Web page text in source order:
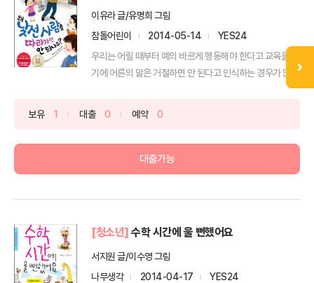
이유라 글/유명희 그림
참돌어린이
2014-05-14
YES24
우리는 어릴 때부터 예의 바르게 행동해야 한다고 교육을 받
기에 어른의 말은 거절하면 안 된다고 인식하는 경우가 많아
보유 1 대출 0 예약 0
대출가능
[청소년] 수학 시간에 울 뻔했어요
서지원 글/이수영 그림
나무생각
2014-04-17
YES24